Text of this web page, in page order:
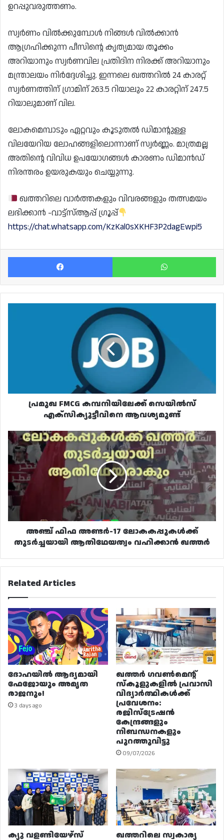
ഉറപ്പുവരുത്തണം.
സ്വർണം വിൽക്കുമ്പോൾ നിങ്ങൾ വിൽക്കാൻ
ആഗ്രഹിക്കുന്ന പീസിന്റെ കൃത്യമായ തൂക്കം
അറിയാനും സ്വർണവില പ്രതിദിന നിരക്ക് അറിയാനും
മന്ത്രാലയം നിർദ്ദേശിച്ചു. ഇന്നലെ ഖത്തറിൽ 24 കാരറ്റ്
സ്വർണത്തിന് ഗ്രാമിന് 263.5 റിയാലും 22 കാരറ്റിന് 247.5
റിയാലുമാണ് വില.
ലോകമെമ്പാടും ഏറ്റവും കൂടുതൽ ഡിമാന്റുള്ള
വിലയേറിയ ലോഹങ്ങളിലൊന്നാണ് സ്വർണ്ണം. മാത്രമല്ല
അതിൻ്റെ വിവിധ ഉപയോഗങ്ങൾ കാരണം ഡിമാൻഡ്
നിരന്തരം ഉയരുകയും ചെയ്യുന്നു.
ഖത്തറിലെ വാർത്തകളും വിവരങ്ങളും തത്സമയം
ലഭിക്കാൻ -വാട്ട്സ്ആപ്പ് ഗ്രൂപ്പ്
https://chat.whatsapp.com/KzKal0sXKHF3P2dagEwpi5
Facebook
പ്രമുഖ FMCG കമ്പനിയിലേക്ക് സെയിൽസ്
എക്സിക്യൂട്ടീവിനെ ആവശ്യമുണ്ട്
അഞ്ച്
ഫിഫ
അണ്ടർ-17
ലോകകപ്പുകൾക്ക്
തുടർച്ചയായി
ആതിഥേയത്വം
വഹിക്കാൻ
ഖത്തർ
അഞ്ച് ഫിഫ അണ്ടർ-17 ലോകകപ്പുകൾക്ക്
തുടർച്ചയായി ആതിഥേയത്വം വഹിക്കാൻ ഖത്തർ
Related Articles
ദോഹയിൽ ആദ്യമായി
ഫേജോയും അമൃത
രാജനും!
3 days ago
ഖത്തർ ഗവൺമെന്റ്
സ്കൂളുകളിൽ പ്രവാസി
വിദ്യാർത്ഥികൾക്ക്
പ്രവേശനം:
രജിസ്ട്രേഷൻ
കേന്ദ്രങ്ങളും
നിബന്ധനകളും
പുറത്തുവിട്ടു
09/07/2026
ക്യു വളണ്ടിയേഴ്‌സ്
ഖത്തറിലെ സ്വകാര്യ